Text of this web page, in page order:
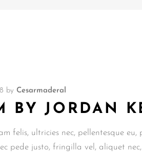
by Cesarmaderal
BY JORDAN
felis, ultricies nec, pellentesque
pede justo, fringilla vel, aliquet